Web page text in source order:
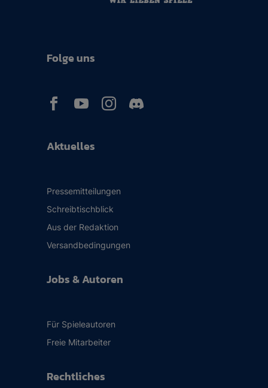
Aktuelles
Pressemitteilungen
Schreibtischblick
Aus der Redaktion
Versandbedingungen
Jobs & Autoren
Für Spieleautoren
Freie Mitarbeiter
Rechtliches
Folge uns
  